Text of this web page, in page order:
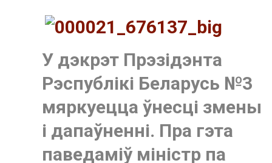
У дэкрэт Прэзідэнта
Рэспублікі Беларусь №3
мяркуецца ўнесці змены
і дапаўненні. Пра гэта
паведаміў міністр па